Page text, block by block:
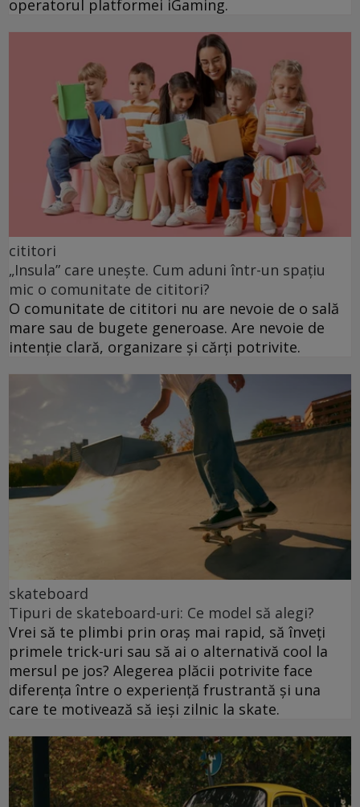
operatorul platformei iGaming.
cititori
„Insula” care unește. Cum aduni într-un spațiu
mic o comunitate de cititori?
O comunitate de cititori nu are nevoie de o sală
mare sau de bugete generoase. Are nevoie de
intenție clară, organizare și cărți potrivite.
skateboard
Tipuri de skateboard-uri: Ce model să alegi?
Vrei să te plimbi prin oraș mai rapid, să înveți
primele trick-uri sau să ai o alternativă cool la
mersul pe jos? Alegerea plăcii potrivite face
diferența între o experiență frustrantă și una
care te motivează să ieși zilnic la skate.